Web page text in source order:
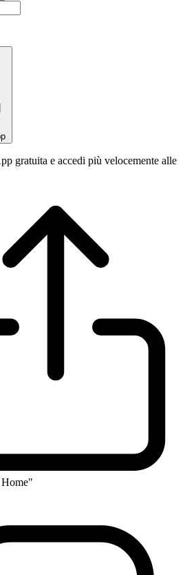
gratuita e accedi più velocemente alle